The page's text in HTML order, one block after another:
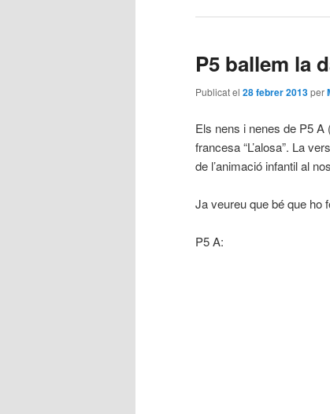
P5 ballem la
Publicat el 28 febrer 2013per
Els nens i nenes de P5
francesa “L’alosa”. La
de l’animació infantil al
Ja veureu que bé que ho
P5 A: